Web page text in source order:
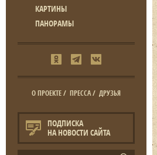
КАРТИНЫ
ПАНОРАМЫ
О ПРОЕКТЕ/ ПРЕССА/ ДРУЗЬЯ
ПОДПИСКА
НА НОВОСТИ САЙТА